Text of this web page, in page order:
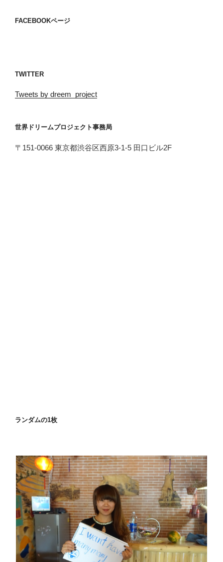
FACEBOOKページ
TWITTER
Tweets by dreem_project
世界ドリームプロジェクト事務局
〒151-0066 東京都渋谷区西原3-1-5 田口ビル2F
ランダムの1枚